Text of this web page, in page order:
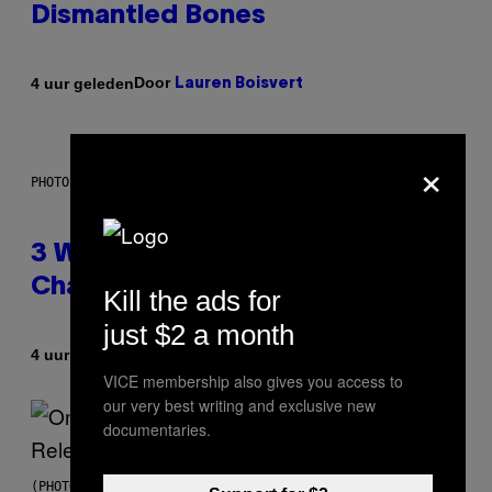
Dismantled Bones
4 uur geledenDoor Lauren Boisvert
PHOTO ILLUSTRATION BY IAN WALDIE/GETTY IMAGES
3 Ways Your Music Taste
Changes as You Get Older
4 uur geleden
(PHOTO BY GARY GERSHOFF/WIREIMAGE)
×
Kill the ads for
just $2 a month
VICE membership also gives you access to
our very best writing and exclusive new
documentaries.